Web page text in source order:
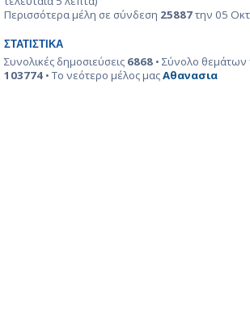
Περισσότερα μέλη σε σύνδεση 25887την 05
ΣΤΑΤΙΣΤΙΚΆ
Συνολικές δημοσιεύσεις 6868 • Σύνολο θεμάτων
103774 • Το νεότερο μέλος μαςΑθανασια